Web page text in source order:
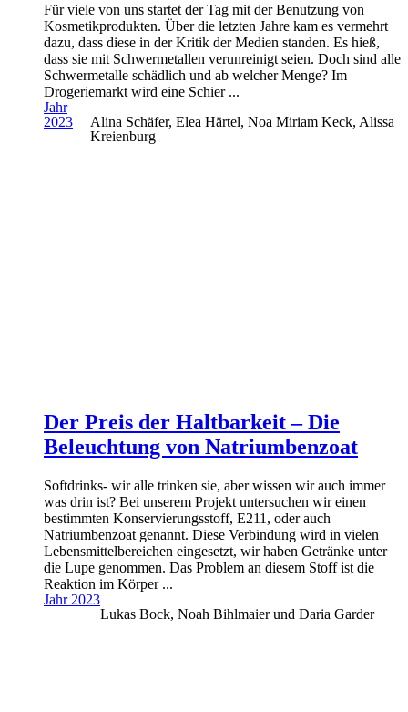
Für viele von uns startet der Tag mit der Benutzung von
Kosmetikprodukten. Über die letzten Jahre kam es vermehrt
dazu, dass diese in der Kritik der Medien standen. Es hieß,
dass sie mit Schwermetallen verunreinigt seien. Doch sind alle
Schwermetalle schädlich und ab welcher Menge? Im
Drogeriemarkt wird eine Schier ...
Jahr
2023
Alina Schäfer, Elea Härtel, Noa Miriam Keck, Alissa
Kreienburg
Der Preis der Haltbarkeit – Die
Beleuchtung von Natriumbenzoat
Softdrinks- wir alle trinken sie, aber wissen wir auch immer
was drin ist? Bei unserem Projekt untersuchen wir einen
bestimmten Konservierungsstoff, E211, oder auch
Natriumbenzoat genannt. Diese Verbindung wird in vielen
Lebensmittelbereichen eingesetzt, wir haben Getränke unter
die Lupe genommen. Das Problem an diesem Stoff ist die
Reaktion im Körper ...
Jahr 2023
Lukas Bock, Noah Bihlmaier und Daria Garder